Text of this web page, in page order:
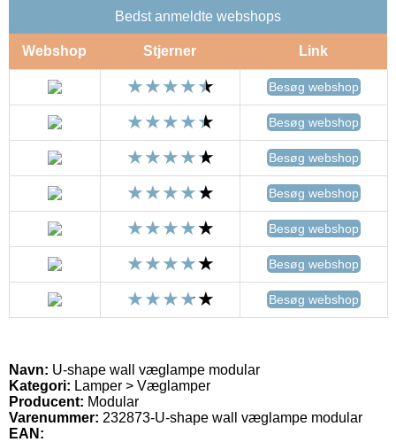
Bedst anmeldte webshops
Webshop Stjerner Link
Besøg webshop
Besøg webshop
Besøg webshop
Besøg webshop
Besøg webshop
Besøg webshop
Besøg webshop
Navn: U-shape wall væglampe modular
Kategori: Lamper > Væglamper
Producent: Modular
Varenummer: 232873-U-shape wall væglampe modular
EAN: